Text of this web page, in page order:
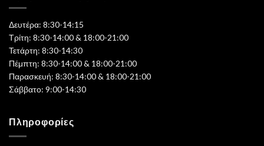
Δευτέρα: 8:30-14:15
Τρίτη: 8:30-14:00 & 18:00-21:00
Τετάρτη: 8:30-14:30
Πέμπτη: 8:30-14:00 & 18:00-21:00
Παρασκευή: 8:30-14:00 & 18:00-21:00
Σάββατο: 9:00-14:30
Πληροφορίες